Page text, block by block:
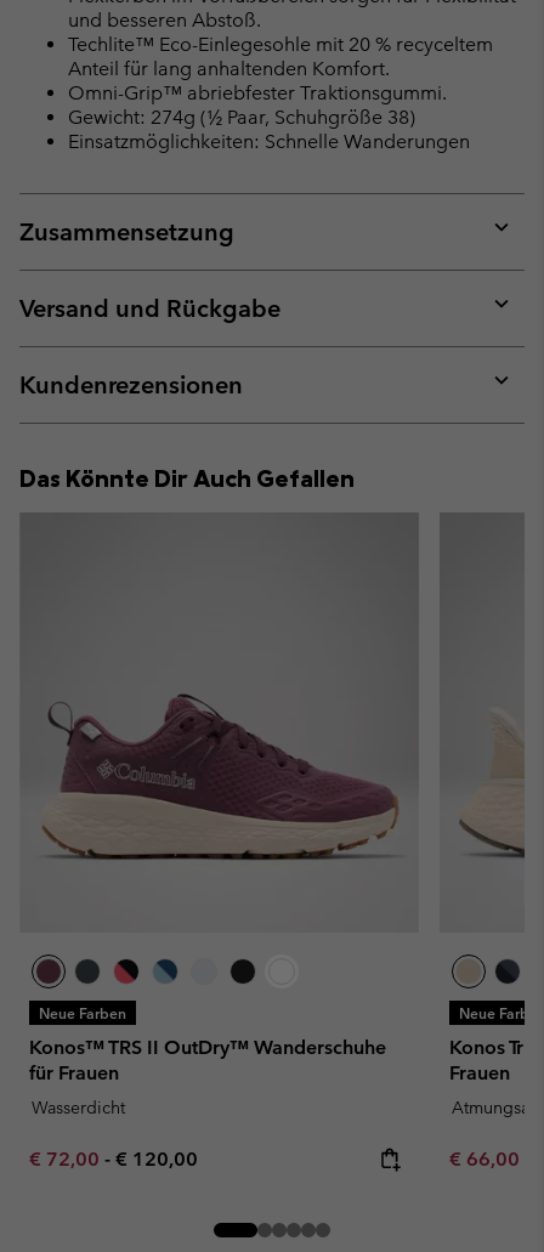
und besseren Abstoß.
Techlite™ Eco-Einlegesohle mit 20 % recyceltem
Anteil für lang anhaltenden Komfort.
Omni-Grip™ abriebfester Traktionsgummi.
Gewicht: 274g (½ Paar, Schuhgröße 38)
Einsatzmöglichkeiten: Schnelle Wanderungen
Zusammensetzung
or
Versand und Rückgabe
or
Kundenrezensionen
or
Das Könnte Dir Auch Gefallen
Neue Farben
Konos™ TRS II OutDry™ Wanderschuhe
für Frauen
Wasserdicht
Minimum sale price:
€ 72,00 - Maximum price:
€ 120,00
Neue
Konos
Frauen
Minimum
€ 66,00